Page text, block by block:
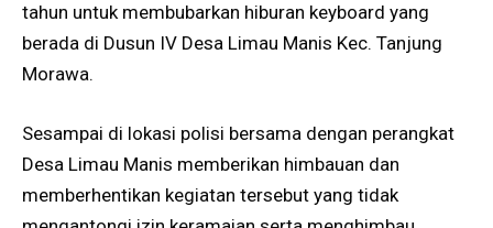
tahun untuk membubarkan hiburan keyboard yang
berada di Dusun IV Desa Limau Manis Kec. Tanjung
Morawa.
Sesampai di lokasi polisi bersama dengan perangkat
Desa Limau Manis memberikan himbauan dan
memberhentikan kegiatan tersebut yang tidak